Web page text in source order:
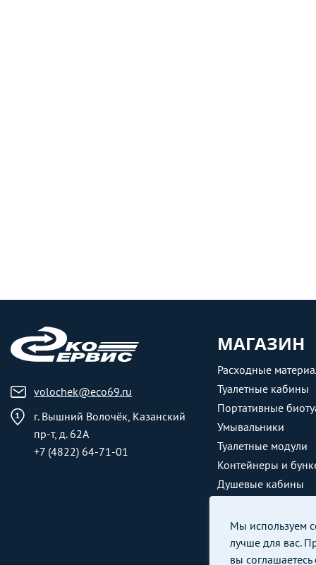
volochek@eco69.ru
г. Вышний Волочёк, Казанский
пр-т, д. 62А
+7 (4822) 64-71-01
МАГАЗИН
Расходные
Туалетные кабины
Портативные
Умывальники
Туалетные модули
Контейнеры и
Душевые кабины
Мы используем
лучше для вас.
вы